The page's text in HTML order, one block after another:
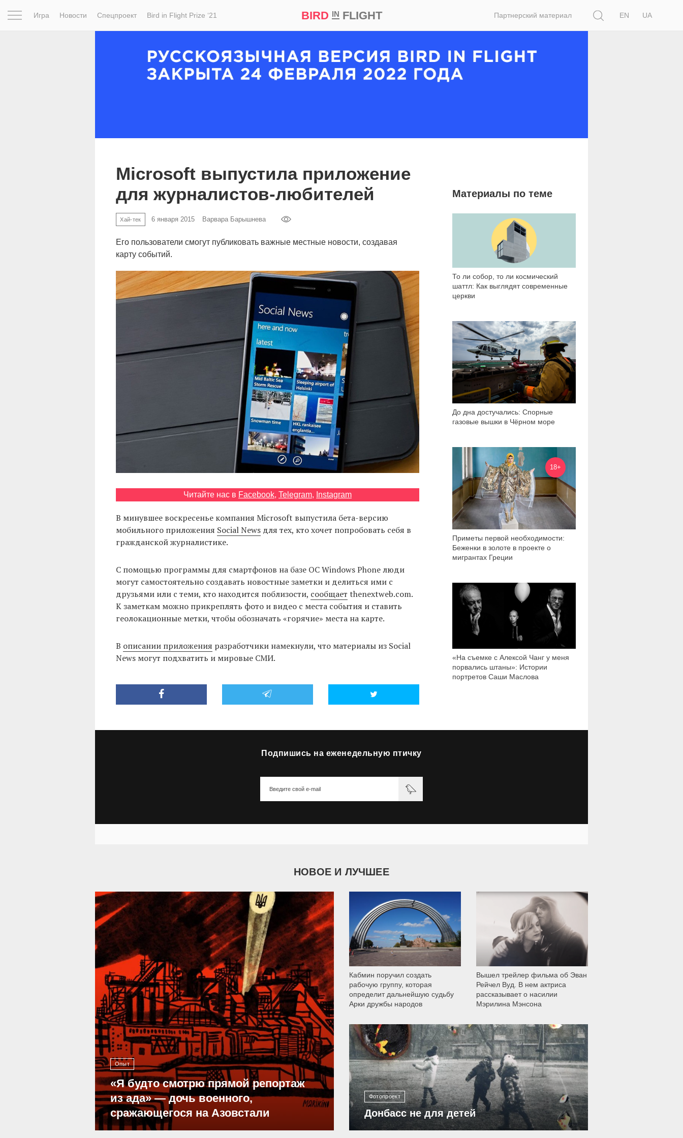
Игра Новости Спецпроект Bird in Flight Prize ‘21 BIRD INFLIGHT Партнерский материал
EN
UA
Microsoft выпустила приложение
для журналистов-любителей
Хай-тек 6 января 2015 Варвара Барышнева
Его пользователи смогут публиковать важные местные новости, создавая
карту событий.
Читайте нас в Facebook, Telegram, Instagram
В минувшее воскресенье компания Microsoft выпустила бета-версию
мобильного приложения Social Newsдля тех, кто хочет попробовать себя в
гражданской журналистике.
С помощью программы для смартфонов на базе ОС Windows Phone люди
могут самостоятельно создавать новостные заметки и делиться ими с
друзьями или с теми, кто находится поблизости, сообщает thenextweb.com.
К заметкам можно прикреплять фото и видео с места события и ставить
геолокационные метки, чтобы обозначать «горячие» места на карте.
В описании приложения разработчики намекнули, что материалы из Social
News могут подхватить и мировые СМИ.
Материалы по теме
То ли собор, то ли космический
шаттл: Как выглядят современные
церкви
До дна достучались: Спорные
газовые вышки в Чёрном море
5 144
18+
Приметы первой необходимости:
Беженки в золоте в проекте о
мигрантах Греции
7 317
«На съемке с Алексой Чанг у меня
порвались штаны»: Истории
портретов Саши Маслова
3 756
Подпишись на еженедельную птичку
НОВОЕ И ЛУЧШЕЕ
Опыт
«Я будто смотрю прямой репортаж
из ада» — дочь военного,
сражающегося на Азовстали
39 296
Кабмин поручил создать
рабочую группу, которая
определит дальнейшую судьбу
Арки дружбы народов
9 790
Вышел трейлер фильма об Эван
Рейчел Вуд. В нем актриса
рассказывает о насилии
Мэрилина Мэнсона
Фотопроект
Донбасс не для детей
12 306